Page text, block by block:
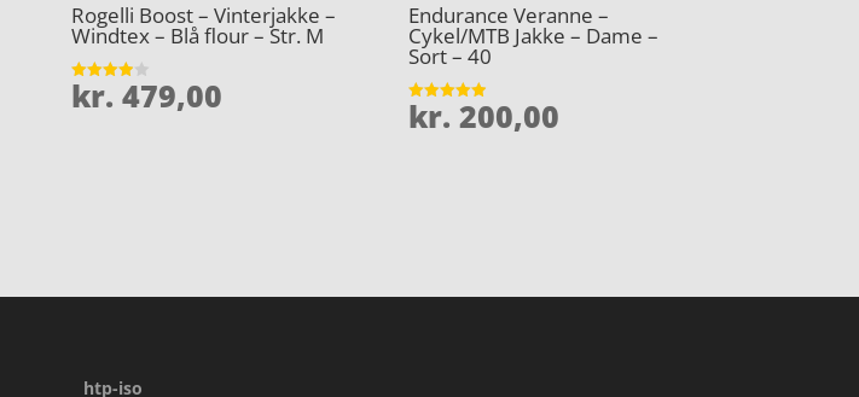
Rogelli Boost – Vinterjakke –
Windtex – Blå flour – Str. M
Vurderet
3.9
kr. 479,00
Endurance Veranne –
Cykel/MTB Jakke – Dame –
Sort – 40
Vurderet
4.9
kr. 200,00
htp-iso